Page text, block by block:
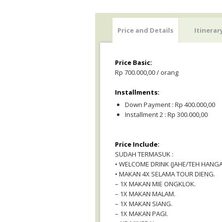
Price and Details
Price Basic:
Rp 700.000,00 / orang
Installments:
Down Payment : Rp 400.000,00
Installment 2 : Rp 300.000,00
Price Include:
SUDAH TERMASUK :
• WELCOME DRINK (JAHE/TEH
• MAKAN 4X SELAMA TOUR DIENG.
– 1X MAKAN MIE ONGKLOK.
– 1X MAKAN MALAM.
– 1X MAKAN SIANG.
– 1X MAKAN PAGI.